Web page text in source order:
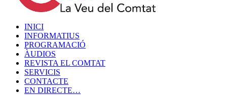
INICI
INFORMATIUS
PROGRAMACIÓ
ÀUDIOS
REVISTA EL COMTAT
SERVICIS
CONTACTE
EN DIRECTE…